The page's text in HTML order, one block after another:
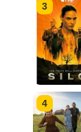
3
4